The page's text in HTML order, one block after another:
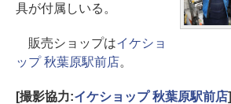
具が付属しいる。
販売ショップはイケショ
ップ 秋葉原駅前店。
[撮影協力:イケショップ 秋葉原駅前店]